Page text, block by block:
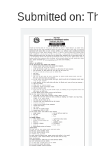
Submitted on: